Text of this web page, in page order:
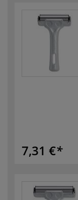
7,31 €